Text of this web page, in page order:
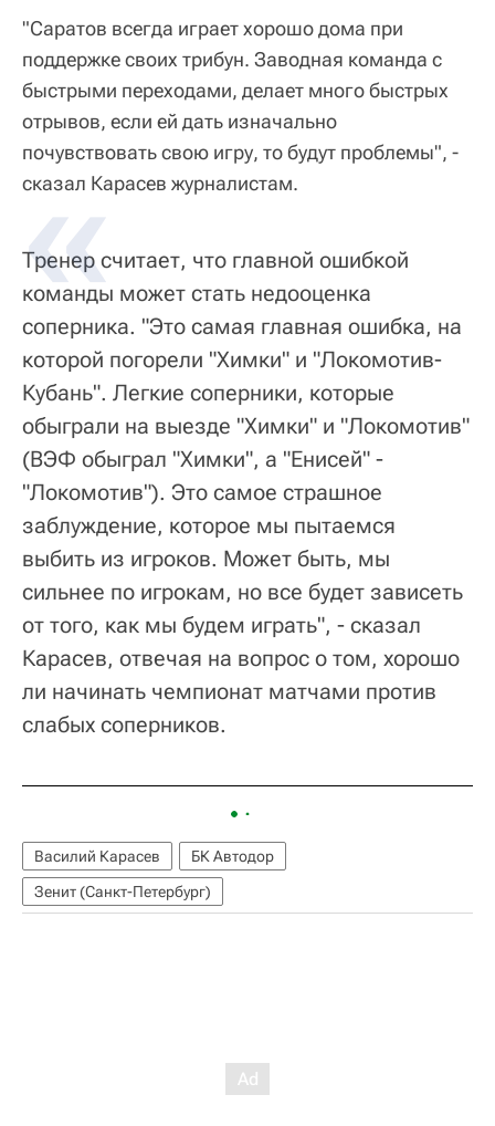
"Саратов всегда играет хорошо дома при
поддержке своих трибун. Заводная команда с
быстрыми переходами, делает много быстрых
отрывов, если ей дать изначально
почувствовать свою игру, то будут проблемы", -
сказал Карасев журналистам.
Тренер считает, что главной ошибкой
команды может стать недооценка
соперника. "Это самая главная ошибка, на
которой погорели "Химки" и "Локомотив-
Кубань". Легкие соперники, которые
обыграли на выезде "Химки" и "Локомотив"
(ВЭФ обыграл "Химки", а "Енисей" -
"Локомотив"). Это самое страшное
заблуждение, которое мы пытаемся
выбить из игроков. Может быть, мы
сильнее по игрокам, но все будет зависеть
от того, как мы будем играть", - сказал
Карасев, отвечая на вопрос о том, хорошо
ли начинать чемпионат матчами против
слабых соперников.
Василий Карасев
БК Автодор
Зенит (Санкт-Петербург)